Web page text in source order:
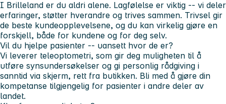
I Brilleland er du aldri alene. Lagfølelse er viktig -- vi deler
erfaringer, støtter hverandre og trives sammen. Trivsel gir
de beste kundeopplevelsene, og du kan virkelig gjøre en
forskjell, både for kundene og for deg selv.
Vil du hjelpe pasienter -- uansett hvor de er?
Vi leverer teleoptometri, som gir deg muligheten til å
utføre synsundersøkelser og gi personlig rådgiving i
sanntid via skjerm, rett fra butikken. Bli med å gjøre din
kompetanse tilgjengelig for pasienter i andre deler av
landet.